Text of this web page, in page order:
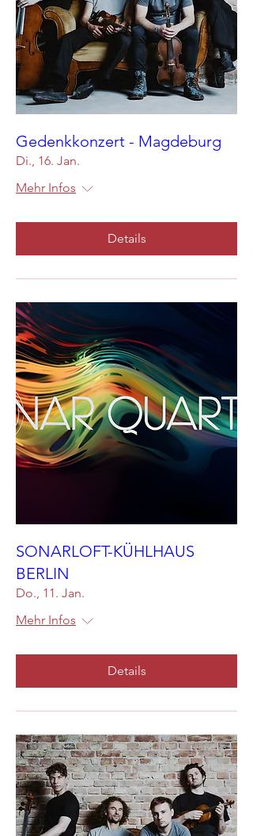
Gedenkkonzert - Magdeburg
Di., 16. Jan.
Mehr Infos
Details
SONARLOFT-KÜHLHAUS
BERLIN
Do., 11. Jan.
Mehr Infos
Details